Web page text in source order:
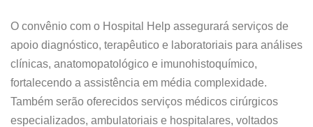
O convênio com o Hospital Help assegurará serviços de
apoio diagnóstico, terapêutico e laboratoriais para análises
clínicas, anatomopatológico e imunohistoquímico,
fortalecendo a assistência em média complexidade.
Também serão oferecidos serviços médicos cirúrgicos
especializados, ambulatoriais e hospitalares, voltados